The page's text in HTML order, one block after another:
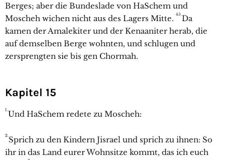
Berges; aber die Bundeslade von HaSchem und
Moscheh wichen nicht aus des Lagers Mitte. 45.Da
kamen der Amalekiter und der Kenaaniter herab, die
auf demselben Berge wohnten, und schlugen und
zersprengten sie bis gen Chormah.
Kapitel 15
1.Und HaSchem redete zu Moscheh:
2.Sprich zu den Kindern Jisrael und sprich zu ihnen: So
ihr in das Land eurer Wohnsitze kommt, das ich euch